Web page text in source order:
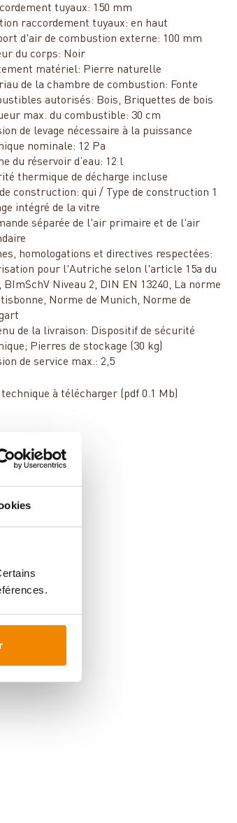
tuyaux: 150 mm
raccordement tuyaux: en haut
d'air de combustion externe: 100 mm
du corps: Noir
matériel: Pierre naturelle
de la chambre de combustion: Fonte
autorisés: Bois, Briquettes de bois
max. du combustible: 30 cm
de levage nécessaire à la puissance
nominale: 12 Pa
du réservoir d’eau: 12 l
thermique de décharge incluse
de construction: qui / Type de construction 1
intégré de la vitre
séparée de l'air primaire et de l'air
homologations et directives respectées:
pour l'Autriche selon l'article 15a du
BImSchV Niveau 2, DIN EN 13240, La norme
Norme de Munich, Norme de
de la livraison: Dispositif de sécurité
Pierres de stockage (30 kg)
de service max.: 2,5
technique à télécharger (pdf 0.1 Mb)